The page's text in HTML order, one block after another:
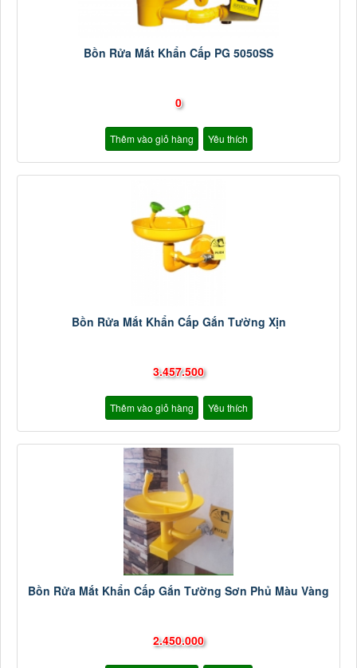
Bồn Rửa Mắt Khẩn Cấp PG 5050SS
0
Thêm vào giỏ hàng Yêu thích
Bồn Rửa Mắt Khẩn Cấp Gắn Tường Xịn
3.457.500
Thêm vào giỏ hàng Yêu thích
Bồn Rửa Mắt Khẩn Cấp Gắn Tường Sơn Phủ Màu Vàng
2.450.000